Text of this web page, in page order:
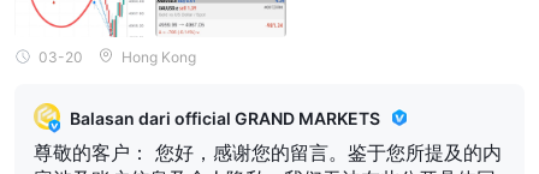
03-20 Hong Kong
Balasan dari official GRAND MARKETS
尊敬的客户： 您好，感谢您的留言。鉴于您所提及的内